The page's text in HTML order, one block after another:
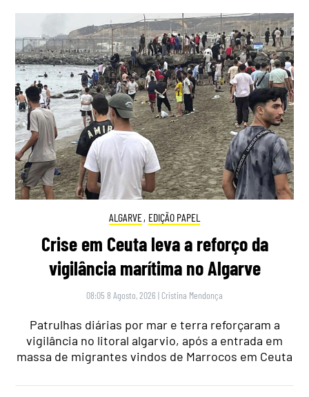
ALGARVE, EDIÇÃO PAPEL
Crise em Ceuta leva a reforço da
vigilância marítima no Algarve
08:05 8 Agosto, 2026 | Cristina Mendonça
Patrulhas diárias por mar e terra reforçaram a
vigilância no litoral algarvio, após a entrada em
massa de migrantes vindos de Marrocos em Ceuta